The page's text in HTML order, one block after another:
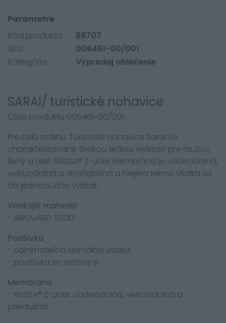
Parametre
Kód produktu:
88707
SKU:
006461-00/001
Kategória:
Výpredaj oblečenie
SARAI/ turistické nohavice
Číslo produktu 006461-00/001
Pre celú rodinu. Turistické nohavice Sarai sú
charakterizované širokou škálou veľkostí pre mužov,
ženy a deti. REISSA® Z-Liner membrána je vodeodolná,
vetruodolná a dýchateľná a hrejivá termo vložka sa
dá jednoducho vybrať.
Vonkajší materiál
- AIRGUARD 500D
Podšívka
- odnímateľná termálna vložka
- podšívka zo sieťoviny
Membrána
- REISSA® Z-Liner: vodeodolná, vetruodolná a
priedušná